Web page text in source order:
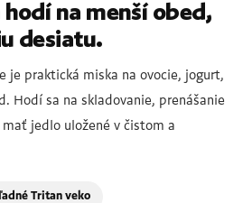
na menší obed,
desiatu.
je praktická miska na ovocie, jogurt,
Hodí sa na skladovanie, prenášanie
jedlo uložené v čistom a
Tritan veko